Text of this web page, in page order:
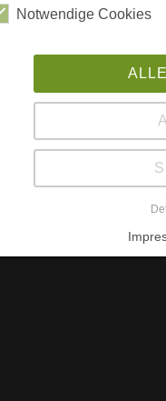
Notwendige Cookies